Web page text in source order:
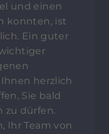
und einen
konnten, ist
Ein guter
herzlich
Sie bald
zu dürfen.
Ihr Team von